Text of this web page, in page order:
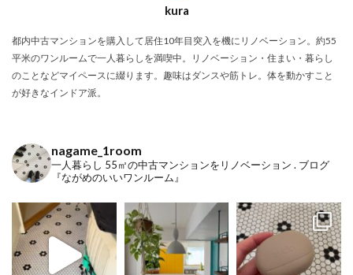
kura
都内中古マンションを購入して居住10年目突入を機にリノベーション。約55
平米のワンルームで一人暮らしを満喫中。リノベーション・住まい・暮らし
のことなどマイペースに綴ります。趣味はダンスや筋トレ。体を動かすこと
が好きなインドア派。
nagame_1room
一人暮らし 55㎡の中古マンションをリノベーション . ブログ
『ながめのいいワンルーム』